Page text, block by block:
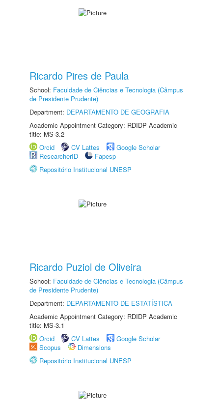
Ricardo Pires de Paula
School: Faculdade de Ciências e Tecnologia (Câmpus
de Presidente Prudente)
Department: DEPARTAMENTO DE GEOGRAFIA
Academic Appointment Category: RDIDP Academic
title: MS-3.2
Orcid
CV Lattes
Google Scholar
ResearcherID
Fapesp
Repositório Institucional UNESP
Ricardo Puziol de Oliveira
School: Faculdade de Ciências e Tecnologia (Câmpus
de Presidente Prudente)
Department: DEPARTAMENTO DE ESTATÍSTICA
Academic Appointment Category: RDIDP Academic
title: MS-3.1
Orcid
CV Lattes
Google Scholar
Scopus
Dimensions
Repositório Institucional UNESP